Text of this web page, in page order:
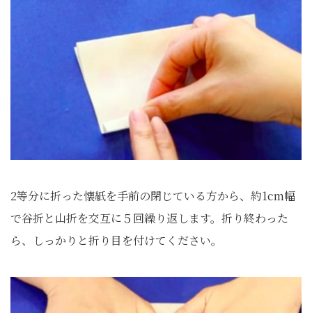
2等分に折った懐紙を手前の閉じている方から、約1cm幅
で谷折と山折を交互に５回繰り返します。折り終わった
ら、しっかりと折り目を付けてください。